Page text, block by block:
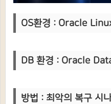
OS환경 : Oracle
DB 환경 : Oracle
방법 : 최악의 복구 시